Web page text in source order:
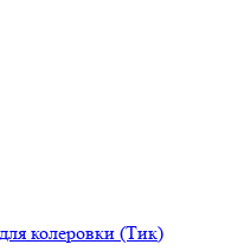
колеровки (Тик)